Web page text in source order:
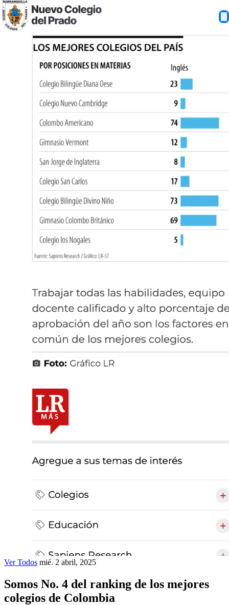
Ver Todos mié. 2 abril, 2025
Somos No. 4 del ranking de los mejores
colegios de Colombia